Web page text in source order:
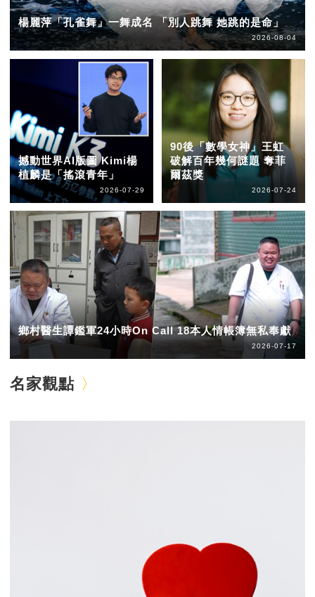
楊麗萍「孔雀舞」一舞成名 「別人跳舞 她跳的是命」
2026-08-04
撼動世界AI版圖 Kimi楊
植麟是「搖滾青年」
2026-07-29
90後「數學女神」王虹
破解百年幾何謎題 奪菲
爾茲獎
2026-07-24
鄉村醫生譚鑑軍24小時On Call 18本人情帳簿無私奉獻
2026-07-17
名家觀點